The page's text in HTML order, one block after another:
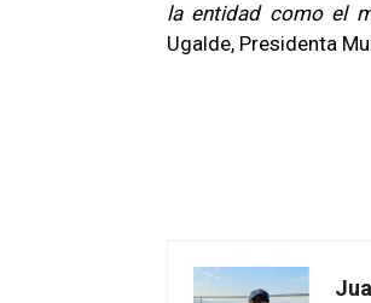
la entidad como el
Ugalde, Presidenta